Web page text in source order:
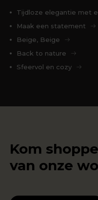
Tijdloze elegantie met
Maak een statement
Beige, Beige
Back to nature
Sfeervol en cozy
Kom
van onze